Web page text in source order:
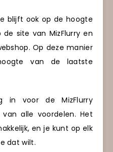
blijft ook op de hoogte
site van MizFlurry en
Op deze manier
van de laatste
in voor de MizFlurry
alle voordelen. Het
en je kunt op elk
dat wilt.